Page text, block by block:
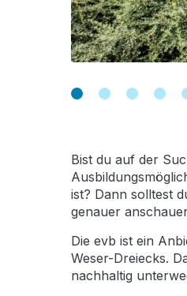
Bist du auf der
ist? Dann solltest
genauer
Die evb ist ein
Weser-Dreiecks.
nachhaltig